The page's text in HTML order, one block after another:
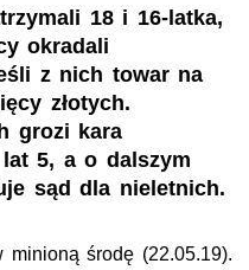
18 i 16-latka,
okradali
z nich towar na
złotych.
grozi kara
5, a o dalszym
sąd dla nieletnich.
minioną środę (22.05.19).